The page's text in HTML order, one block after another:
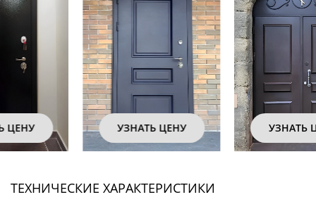
УЗНАТЬ ЦЕНУ УЗНАТЬ ЦЕНУ
ТЕХНИЧЕСКИЕ ХАРАКТЕРИСТИКИ